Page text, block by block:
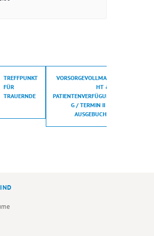
TREFFPUNKT
FÜR
TRAUERNDE
VORSORGEVOLLMAC
HT &
PATIENTENVERFÜGUN
G / TERMIN II –
AUSGEBUCHT